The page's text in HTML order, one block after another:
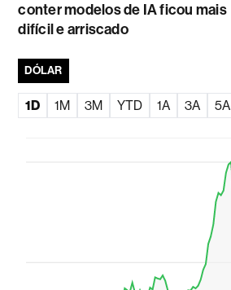
conter modelos de IA ficou mais
difícil e arriscado
DÓLAR
1D 1M 3M YTD 1A 3A 5A